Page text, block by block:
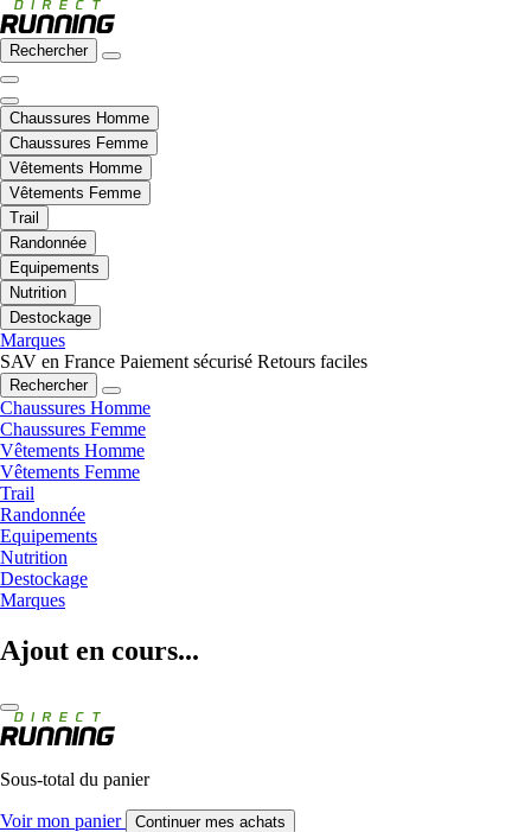
Rechercher
Chaussures Homme
Chaussures Femme
Vêtements Homme
Vêtements Femme
Trail
Randonnée
Equipements
Nutrition
Destockage
Marques
SAV en France Paiement sécurisé Retours faciles
Rechercher
Chaussures Homme
Chaussures Femme
Vêtements Homme
Vêtements Femme
Trail
Randonnée
Equipements
Nutrition
Destockage
Marques
Ajout en cours...
Sous-total du panier
Voir mon panier Continuer mes achats